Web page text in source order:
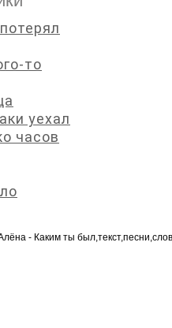
то
уехал
часов
- Каким ты